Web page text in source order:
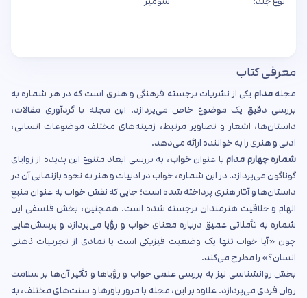
معرفی کتاب
مجلهمدام یکی از نشریات برجسته فرهنگی و هنری است که در هر شماره به
بررسی دقیق یک موضوع خاص می‌پردازد. این مجله با گردآوری مقالات،
داستان‌ها، اشعار و تصاویر مرتبط، زمینه‌های مختلف موضوعات انسانی،
ادبی و هنری را به خواننده ارائه می‌دهد.
شماره چهارم مدام با عنوانخواب، به بررسی ابعاد متنوع این پدیده از زوایای
گوناگون می‌پردازد. در این شماره، خواب در ادبیات و هنر به نحوه بازنمایی آن در
داستان‌ها و آثار هنری پرداخته شده است؛ جایی که نقش خواب به عنوان منبع
الهام و خلاقیت هنرمندان برجسته شده است. همچنین، بخش فلسفی این
شماره به تأملاتی عمیق درباره معنای خواب و رؤیا می‌پردازد و پرسش‌هایی
چون «آیا خواب تنها یک وضعیت فیزیکی است یا نمادی از تجربیات ذهنی
انسان؟» را مطرح می‌کند.
بخش روانشناسی نیز به بررسی علمی خواب و رؤیاها و تأثیر آن‌ها بر سلامت
روان فردی می‌پردازد. علاوه بر این، مجله با مرور باورها و سنت‌های مختلف، به